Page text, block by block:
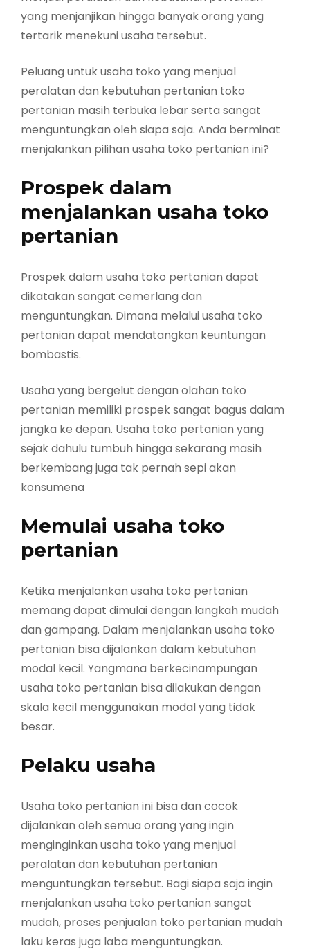
yang menjanjikan hingga banyak orang yang
tertarik menekuni usaha tersebut.
Peluang untuk usaha toko yang menjual
peralatan dan kebutuhan pertanian toko
pertanian masih terbuka lebar serta sangat
menguntungkan oleh siapa saja. Anda berminat
menjalankan pilihan usaha toko pertanian ini?
Prospek dalam
menjalankan usaha toko
pertanian
Prospek dalam usaha toko pertanian dapat
dikatakan sangat cemerlang dan
menguntungkan. Dimana melalui usaha toko
pertanian dapat mendatangkan keuntungan
bombastis.
Usaha yang bergelut dengan olahan toko
pertanian memiliki prospek sangat bagus dalam
jangka ke depan. Usaha toko pertanian yang
sejak dahulu tumbuh hingga sekarang masih
berkembang juga tak pernah sepi akan
konsumena
Memulai usaha toko
pertanian
Ketika menjalankan usaha toko pertanian
memang dapat dimulai dengan langkah mudah
dan gampang. Dalam menjalankan usaha toko
pertanian bisa dijalankan dalam kebutuhan
modal kecil. Yangmana berkecinampungan
usaha toko pertanian bisa dilakukan dengan
skala kecil menggunakan modal yang tidak
besar.
Pelaku usaha
Usaha toko pertanian ini bisa dan cocok
dijalankan oleh semua orang yang ingin
menginginkan usaha toko yang menjual
peralatan dan kebutuhan pertanian
menguntungkan tersebut. Bagi siapa saja ingin
menjalankan usaha toko pertanian sangat
mudah, proses penjualan toko pertanian mudah
laku keras juga laba menguntungkan.